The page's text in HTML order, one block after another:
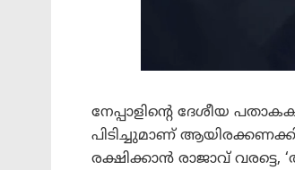
നേപ്പാളിന്റെ ദേശീയ
പിടിച്ചുമാണ്
രക്ഷിക്കാൻ രാജാവ്